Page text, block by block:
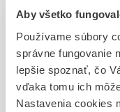
Aby všetko
Používame súbory
správne fungovanie
lepšie spoznať, čo
vďaka tomu ich
Nastavenia cookies
tbl flm 30x1x10 mg
Stav
D - Registrácia bez
Typ registračnej